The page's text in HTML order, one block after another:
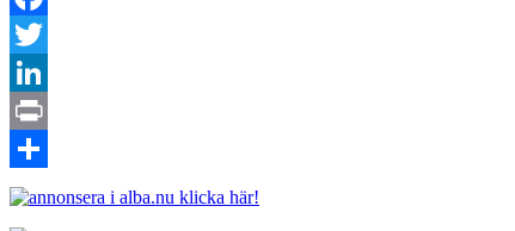
Facebook
Twitter
LinkedIn
Print
Dela